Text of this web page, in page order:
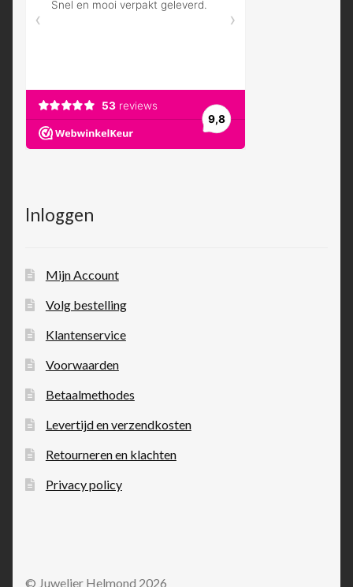
Inloggen
Mijn Account
Volg bestelling
Klantenservice
Voorwaarden
Betaalmethodes
Levertijd en verzendkosten
Retourneren en klachten
Privacy policy
© Juwelier Helmond 2026